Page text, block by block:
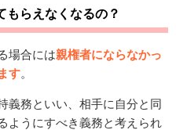
もらえなくなるの？
場合には親権者にならなかっ
す。
義務といい、相手に自分と同
ようにすべき義務と考えられ